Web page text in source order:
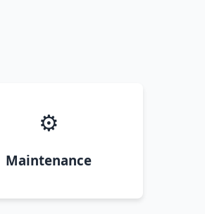
⚙️
Maintenance